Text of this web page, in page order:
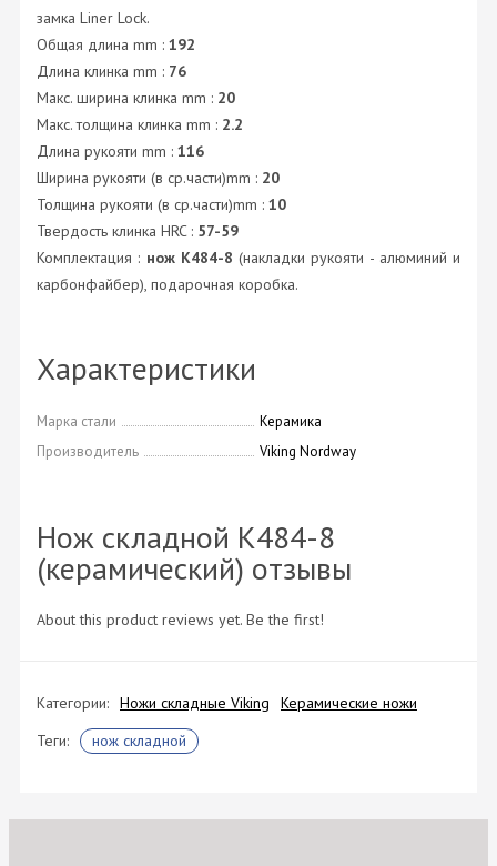
замка Liner Lock.
Общая длина mm : 192
Длина клинка mm : 76
Макс. ширина клинка mm : 20
Макс. толщина клинка mm : 2.2
Длина рукояти mm : 116
Ширина рукояти (в ср.части)mm : 20
Толщина рукояти (в ср.части)mm : 10
Твердость клинка HRC : 57-59
Комплектация : нож K484-8 (накладки рукояти - алюминий и
карбонфайбер), подарочная коробка.
Характеристики
Марка стали
Керамика
Производитель
Viking Nordway
Нож складной K484-8
(керамический) отзывы
About this product reviews yet. Be the first!
Категории: Ножи складные Viking
Керамические ножи
Теги:
нож складной